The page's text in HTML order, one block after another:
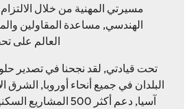
مسيرتي المهنية من خلال الالتزام
الهندسي, مساعدة المقاولين
العالم على
البلدان في جميع أنحاء أوروبا, الشرق
آسيا, دعم أكثر 500